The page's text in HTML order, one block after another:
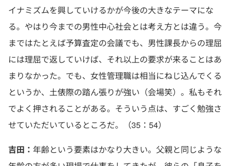
イナミズムを興していけるかが今後の大きなテーマにな
る。やはり今までの男性中心社会とは考え方とは違う。今
まではたとえば予算査定の会議でも、男性課長からの理屈
には理屈で返していけば、それ以上の要求が来ることはあ
まりなかった。でも、女性管理職は相当にねじ込んでくる
というか、土俵際の踏ん張りが強い（会場笑）。私もそれ
でよく押されることがある。そういう点は、すごく勉強さ
せていただいているところだ。（35：54）
吉田： 年齢という要素はかなり大きい。父親と同じような